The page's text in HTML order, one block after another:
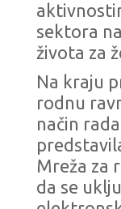
sektora
života za
Na kraju
rodnu
način
Mreža za
da se